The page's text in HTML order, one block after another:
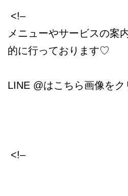
<!–
メニューやサービスの案
的に行っております♡
LINE @はこちら画像をク
<!–